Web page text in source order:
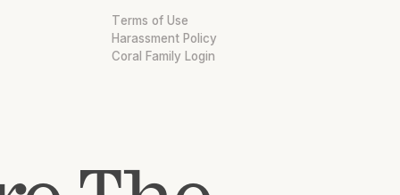
Terms of Use
Harassment Policy
Coral Family Login